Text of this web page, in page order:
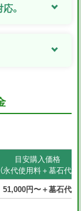
。
目安購入価格
（永代使用料＋墓石代）
51,000円〜＋墓石代